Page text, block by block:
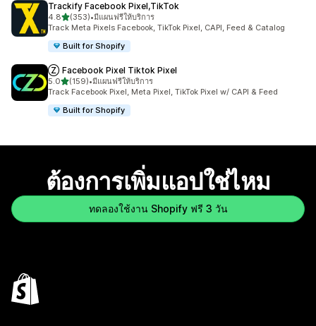
Trackify Facebook Pixel,TikTok
4.8เต็ม 5 ดาว
(353)
ทั้งหมด 353 รีวิว
•มีแผนฟรีให้บริการ
Track Meta Pixels Facebook, TikTok Pixel, CAPI, Feed & Catalog
Built for Shopify
Ⓩ Facebook Pixel Tiktok Pixel
5.0เต็ม 5 ดาว
(159)
ทั้งหมด 159 รีวิว
•มีแผนฟรีให้บริการ
Track Facebook Pixel, Meta Pixel, TikTok Pixel w/ CAPI & Feed
Built for Shopify
ต้องการเพิ่มแอปใช่ไหม
ทดลองใช้งาน Shopify ฟรี 3 วัน